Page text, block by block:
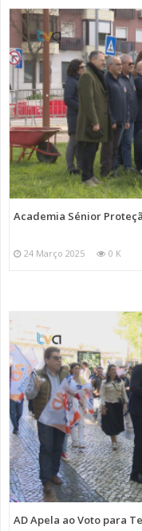
Academia Sénior
24 Março 2025 0 K
AD Apela ao Voto para